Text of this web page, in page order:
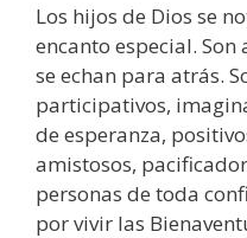
Los hijos de Dios se
encanto especial. Son
se echan para atrás.
participativos,
de esperanza,
amistosos,
personas de toda
por vivir las